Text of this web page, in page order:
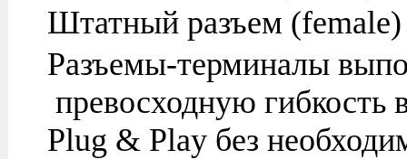
Штатный разъем
Разъемы-терминалы
превосходную гибкость
Plug & Play без